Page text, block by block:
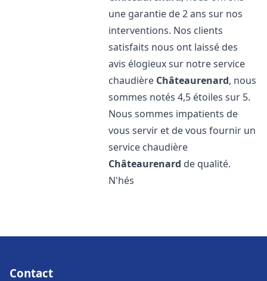
une garantie de 2 ans sur nos
interventions. Nos clients
satisfaits nous ont laissé des
avis élogieux sur notre service
chaudière Châteaurenard, nous
sommes notés 4,5 étoiles sur 5.
Nous sommes impatients de
vous servir et de vous fournir un
service chaudière
Châteaurenard de qualité.
N'hés
Contact